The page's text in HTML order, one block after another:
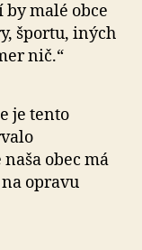
by malé obce
športu, iných
nič.“
je tento
obec má
opravu